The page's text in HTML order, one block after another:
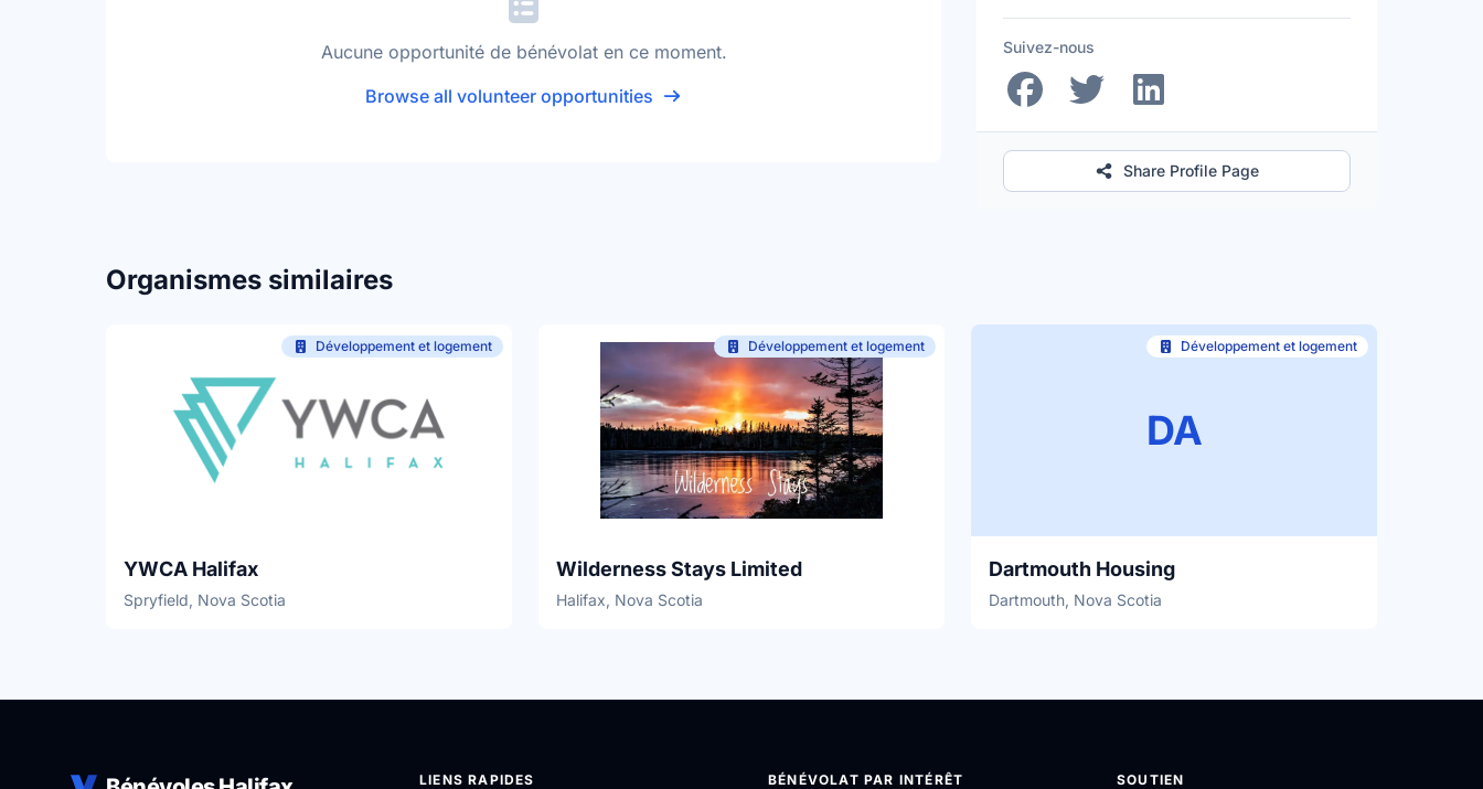
Aucune opportunité de bénévolat en ce moment.
Browse all volunteer opportunities
Suivez-nous
Share Profile Page
Organismes similaires
Développement et logement
YWCA Halifax
Spryfield, Nova Scotia
Développement et logement
Wilderness Stays Limited
Halifax, Nova Scotia
DA
Développement et logement
Dartmouth Housing
Dartmouth, Nova Scotia
LIENS RAPIDES BÉNÉVOLAT PAR INTÉRÊT SOUTIEN